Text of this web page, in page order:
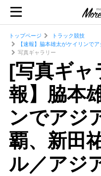
トップページ
トラック競技
【速報】脇本雄太がケイリンで
写真ギャラリー
[写真ギャ
報】脇本
ンでアジ
覇、新田
ル／アジ